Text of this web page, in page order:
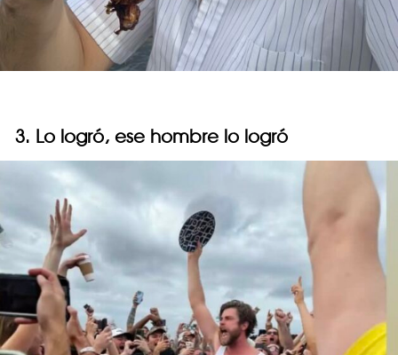
3. Lo logró, ese hombre lo logró